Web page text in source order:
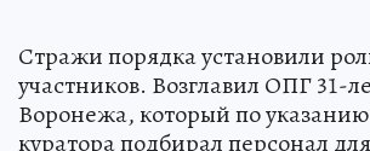
Стражи порядка установили
участников. Возглавил ОПГ 31-
Воронежа, который по
куратора подбирал персонал для